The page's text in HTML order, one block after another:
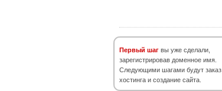
Первый шаг вы уже сделали,
зарегистрировав доменное имя.
Следующими шагами будут заказ
хостинга и создание сайта.